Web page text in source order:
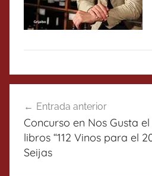
de
entradas
Entrada anterior
Concurso en Nos Gusta
libros “112 Vinos para el
Seijas